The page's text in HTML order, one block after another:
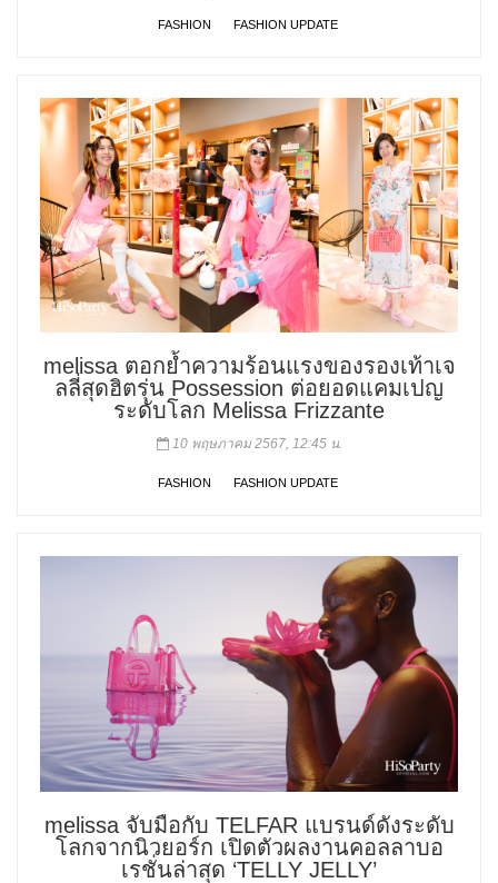
FASHION FASHION UPDATE
melissa ตอกย้ำความร้อนแรงของรองเท้าเจ
ลลี่สุดฮิตรุ่น Possession ต่อยอดแคมเปญ
ระดับโลก Melissa Frizzante
10 พฤษภาคม 2567, 12:45 น.
FASHION FASHION UPDATE
melissa จับมือกับ TELFAR แบรนด์ดังระดับ
โลกจากนิวยอร์ก เปิดตัวผลงานคอลลาบอ
เรชั่นล่าสุด ‘TELLY JELLY’